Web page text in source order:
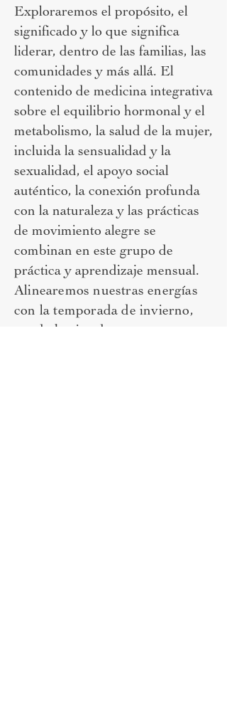
Exploraremos el propósito, el
significado y lo que significa
liderar, dentro de las familias, las
comunidades y más allá. El
contenido de medicina integrativa
sobre el equilibrio hormonal y el
metabolismo, la salud de la mujer,
incluida la sensualidad y la
sexualidad, el apoyo social
auténtico, la conexión profunda
con la naturaleza y las prácticas
de movimiento alegre se
combinan en este grupo de
práctica y aprendizaje mensual.
Alinearemos nuestras energías
con la temporada de invierno,
yendo hacia adentro y